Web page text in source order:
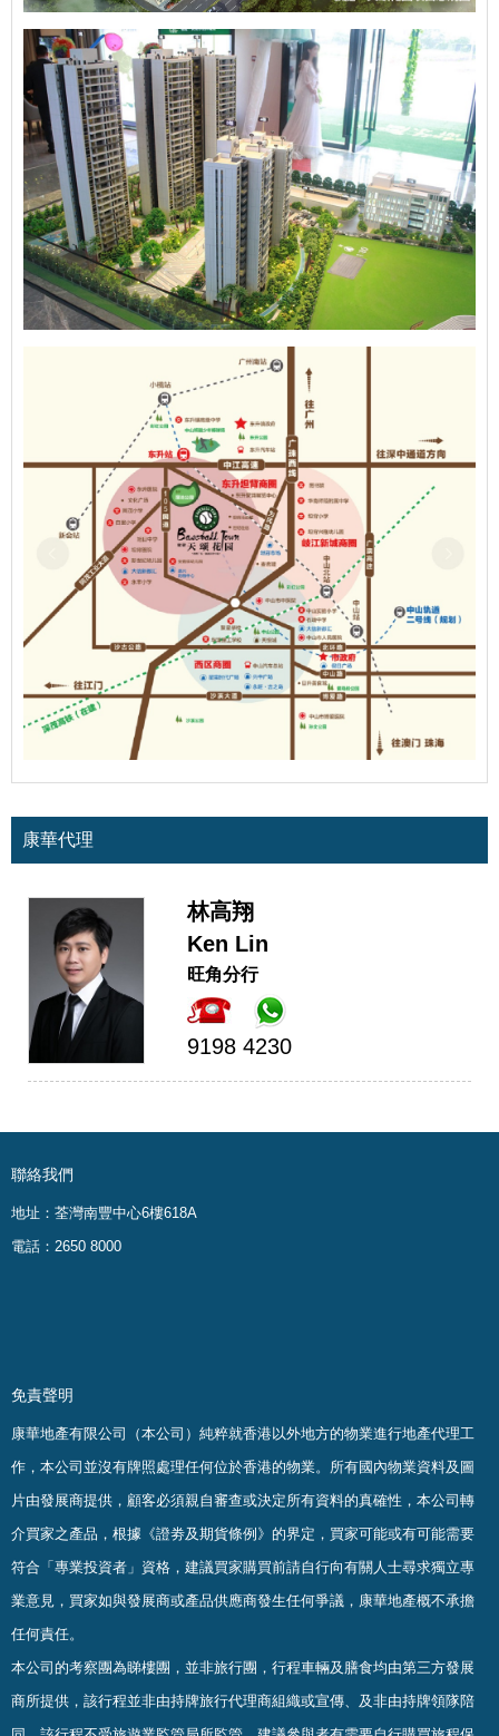
康華代理
林高翔
Ken Lin
旺角分行
9198 4230
聯絡我們
地址：荃灣南豐中心6樓618A
電話：2650 8000
免責聲明
康華地產有限公司（本公司）純粹就香港以外地方的物業進行地產代理工
作，本公司並沒有牌照處理任何位於香港的物業。 所有國內物業資料及圖
片由發展商提供，顧客必須親自審查或決定所有資料的真確性 ， 本公司轉
介買家之產品，根據《證劵及期貨條例》的界定，買家可能或有可能需要
符合「專業投資者」資格，建議買家購買前請自行向有關人士尋求獨立專
業意見，買家如與發展商或產品供應商發生任何爭議，康華地產概不承擔
任何責任。
本公司的考察團為睇樓團，並非旅行團，行程車輛及膳食均由第三方發展
商所提供，該行程並非由持牌旅行代理商組織或宣傳、及非由持牌領隊陪